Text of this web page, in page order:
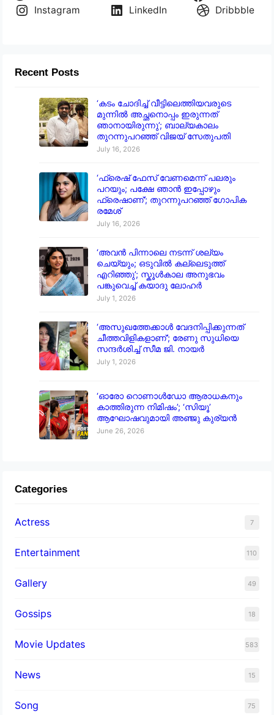
Instagram
LinkedIn Dribbble
Recent Posts
‘കടം ചോദിച്ച് വീട്ടിലെത്തിയവരുടെ
മുന്നിൽ അച്ഛനൊപ്പം ഇരുന്നത്
ഞാനായിരുന്നു’; ബാല്യകാലം
തുറന്നുപറഞ്ഞ് വിജയ് സേതുപതി
July 16, 2026
‘ഫ്രെഷ് ഫേസ് വേണമെന്ന് പലരും
പറയും; പക്ഷേ ഞാൻ ഇപ്പോഴും
ഫ്രെഷാണ്’; തുറന്നുപറഞ്ഞ് ഗോപിക
രമേശ്
July 16, 2026
‘അവൻ പിന്നാലെ നടന്ന് ശല്യം
ചെയ്യും; ഒടുവിൽ കല്ലെടുത്ത്
എറിഞ്ഞു’; സ്കൂൾകാല അനുഭവം
പങ്കുവെച്ച് കയാദു ലോഹർ
July 1, 2026
‘അസുഖത്തേക്കാൾ വേദനിപ്പിക്കുന്നത്
ചീത്തവിളികളാണ്’; രേണു സുധിയെ
സന്ദർശിച്ച് സീമ ജി. നായർ
July 1, 2026
‘ഓരോ റൊണാൾഡോ ആരാധകനും
കാത്തിരുന്ന നിമിഷം’; ‘സിയൂ’
ആഘോഷവുമായി അഞ്ജു കുര്യൻ
June 26, 2026
Categories
Actress 7
Entertainment 110
Gallery 49
Gossips 18
Movie Updates 583
News 15
Song 75